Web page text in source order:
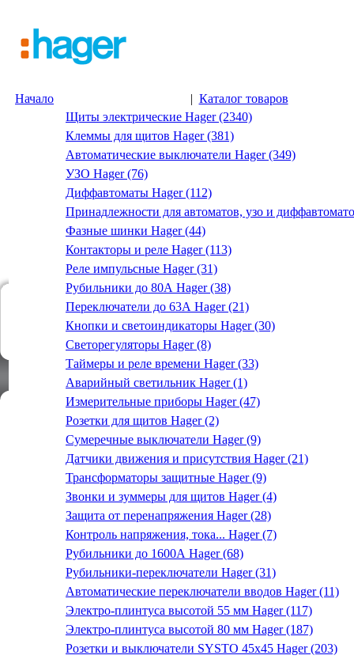
Начало | Каталог товаров
Щиты электрические Hager (2340)
Клеммы для щитов Hager (381)
Автоматические выключатели Hager (349)
УЗО Hager (76)
Диффавтоматы Hager (112)
Принадлежности для автоматов, узо и
Фазные шинки Hager (44)
Контакторы и реле Hager (113)
Реле импульсные Hager (31)
Рубильники до 80А Hager (38)
Переключатели до 63А Hager (21)
Кнопки и светоиндикаторы Hager (30)
Светорегуляторы Hager (8)
Таймеры и реле времени Hager (33)
Аварийный светильник Hager (1)
Измерительные приборы Hager (47)
Розетки для щитов Hager (2)
Сумеречные выключатели Hager (9)
Датчики движения и присутствия Hager (21)
Трансформаторы защитные Hager (9)
Звонки и зуммеры для щитов Hager (4)
Защита от перенапряжения Hager (28)
Контроль напряжения, тока... Hager (7)
Рубильники до 1600А Hager (68)
Рубильники-переключатели Hager (31)
Автоматические переключатели вводов Hager (11)
Электро-плинтуса высотой 55 мм Hager (117)
Электро-плинтуса высотой 80 мм Hager (187)
Розетки и выключатели SYSTO 45х45 Hager (203)